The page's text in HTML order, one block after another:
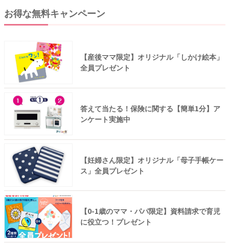
お得な無料キャンペーン
【産後ママ限定】オリジナル「しかけ絵本」
全員プレゼント
答えて当たる！保険に関する【簡単1分】ア
ンケート実施中
【妊婦さん限定】オリジナル「母子手帳ケー
ス」全員プレゼント
【0-1歳のママ・パパ限定】資料請求で育児
に役立つ！プレゼント